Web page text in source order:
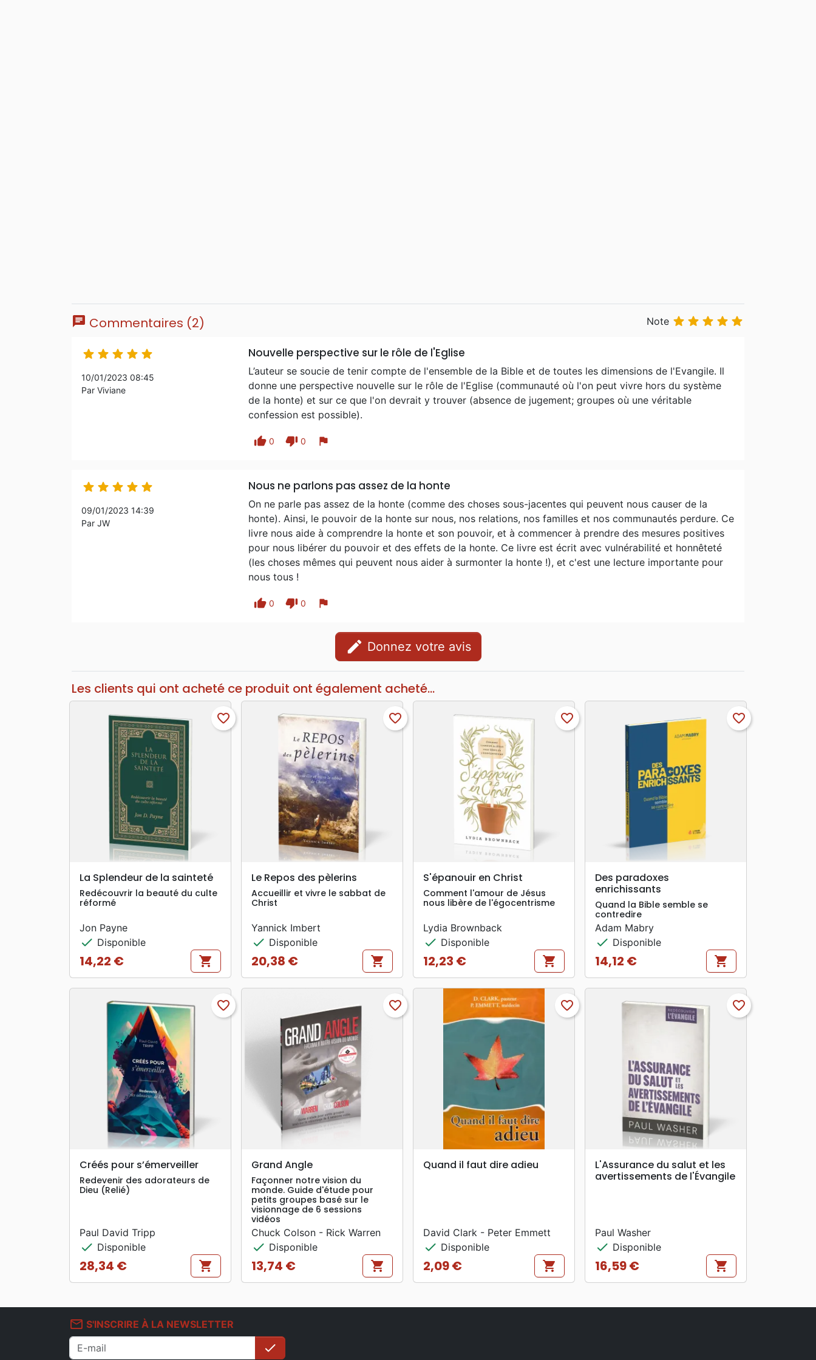
chat Commentaires (2) Note     
    
10/01/2023 08:45
Par Viviane
Nouvelle perspective sur le rôle de l'Eglise
L’auteur se soucie de tenir compte de l'ensemble de la Bible et de toutes les dimensions de l'Evangile. Il
donne une perspective nouvelle sur le rôle de l'Eglise (communauté où l'on peut vivre hors du système
de la honte) et sur ce que l'on devrait y trouver (absence de jugement; groupes où une véritable
confession est possible).
thumb_up 0 thumb_down 0 flag
    
09/01/2023 14:39
Par JW
Nous ne parlons pas assez de la honte
On ne parle pas assez de la honte (comme des choses sous-jacentes qui peuvent nous causer de la
honte). Ainsi, le pouvoir de la honte sur nous, nos relations, nos familles et nos communautés perdure. Ce
livre nous aide à comprendre la honte et son pouvoir, et à commencer à prendre des mesures positives
pour nous libérer du pouvoir et des effets de la honte. Ce livre est écrit avec vulnérabilité et honnêteté
(les choses mêmes qui peuvent nous aider à surmonter la honte !), et c'est une lecture importante pour
nous tous !
thumb_up 0 thumb_down 0 flag
edit Donnez votre avis
Les clients qui ont acheté ce produit ont également acheté...
search APERÇU RAPIDE
favorite_border
La Splendeur de la sainteté
Redécouvrir la beauté du culte
réformé
Jon Payne
check Disponible
Prix
14,22 € shopping_cart
APERÇU RAPIDE
favorite_border
Le Repos des pèlerins
Accueillir et vivre le sabbat de
Christ
Yannick Imbert
check Disponible
Prix
20,38 € shopping_cart
APERÇU RAPIDE
favorite_border
S'épanouir en Christ
Comment l'amour de Jésus
nous libère de l'égocentrisme
Lydia Brownback
check Disponible
Prix
12,23 € shopping_cart
APERÇU RAPIDE
favorite_border
Des paradoxes
enrichissants
Quand la Bible semble se
contredire
Adam Mabry
check Disponible
Prix
14,12 € shopping_cart
APERÇU RAPIDE
favorite_border
Créés pour s’émerveiller
Redevenir des adorateurs de
Dieu (Relié)
Paul David Tripp
check Disponible
Prix
28,34 € shopping_cart
search APERÇU RAPIDE
favorite_border
Grand Angle
Façonner notre vision du
monde. Guide d'étude pour
petits groupes basé sur le
visionnage de 6 sessions
vidéos
Chuck Colson - Rick Warren
check Disponible
Prix
13,74 € shopping_cart
searchAPERÇU RAPIDE
favorite_border
Quand il faut dire adieu
David Clark - Peter Emmett
check Disponible
Prix
2,09 € shopping_cart
APERÇU RAPIDE
favorite_border
L'Assurance du salut et les
avertissements de l'Évangile
Paul Washer
check Disponible
Prix
16,59 € shopping_cart
mail_outline S'INSCRIRE À LA NEWSLETTER
check